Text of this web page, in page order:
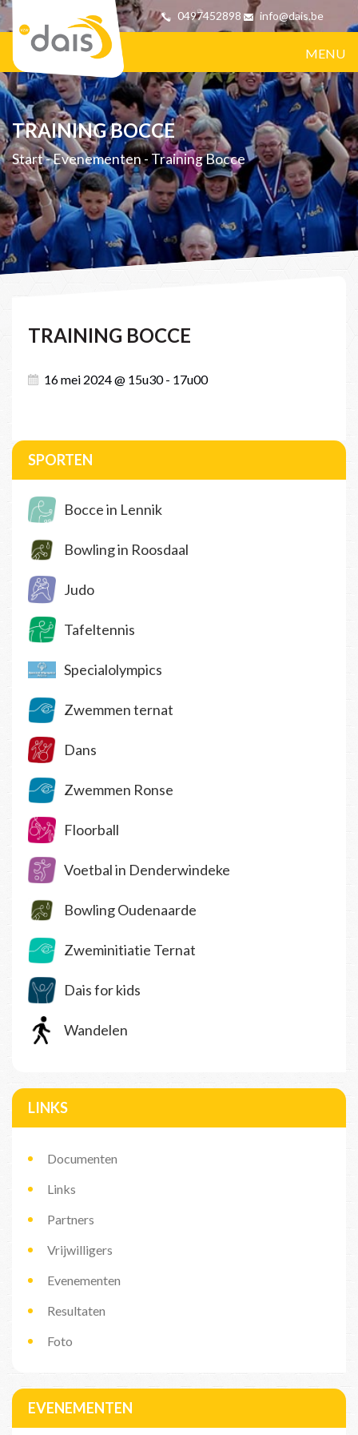
0497452898 info@dais.be
MENU
TRAINING BOCCE
Start-Evenementen-Training Bocce
TRAINING BOCCE
16 mei 2024 @ 15u30 - 17u00
SPORTEN
Bocce in Lennik
Bowling in Roosdaal
Judo
Tafeltennis
Specialolympics
Zwemmen ternat
Dans
Zwemmen Ronse
Floorball
Voetbal in Denderwindeke
Bowling Oudenaarde
Zweminitiatie Ternat
Dais for kids
Wandelen
LINKS
Documenten
Links
Partners
Vrijwilligers
Evenementen
Resultaten
Foto
EVENEMENTEN